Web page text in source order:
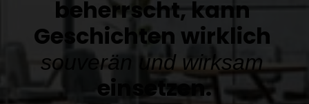
beherrscht, kann
souverän und wirksam
einsetzen.